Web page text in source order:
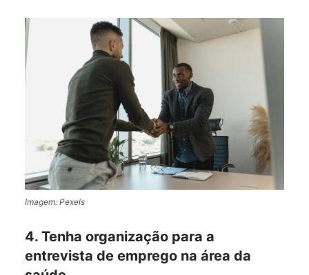
Imagem: Pexels
4. Tenha organização para a
entrevista de emprego na área da